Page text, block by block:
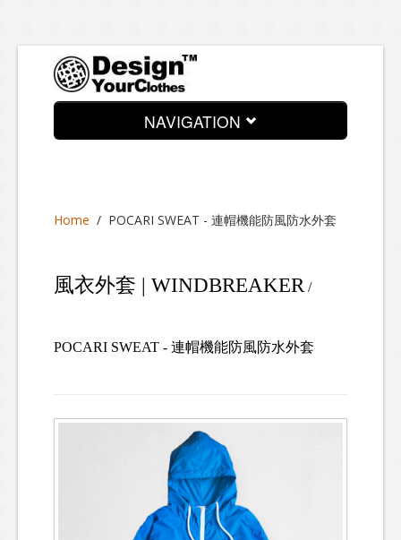
NAVIGATION
Services
Look Book
Home / POCARI SWEAT - 連帽機能防風防水外套
風衣外套 | WINDBREAKER /
POCARI SWEAT - 連帽機能防風防水外套